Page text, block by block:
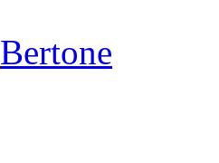
Bertone